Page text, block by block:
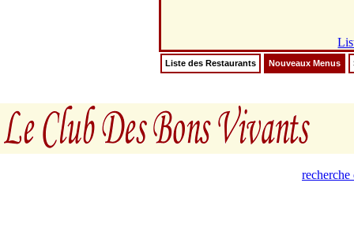
Liste des Restaurants Nouveaux Menus
recherche